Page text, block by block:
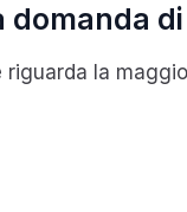
riguarda la